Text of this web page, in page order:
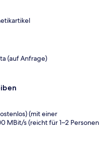
(auf Anfrage)
(mit einer
MBit/s (reicht für 1–2 Personen